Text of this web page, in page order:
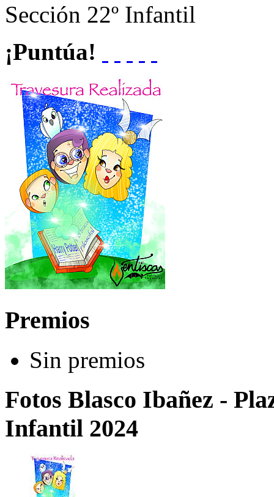
Sección 22º Infantil
¡Puntúa!
Premios
Sin premios
Fotos Blasco Ibañez -
Infantil 2024